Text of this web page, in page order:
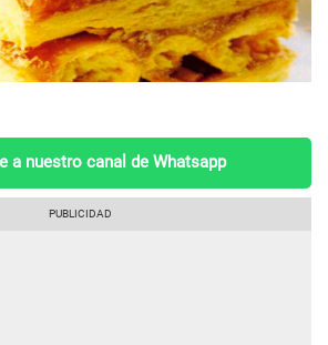
a nuestro canal de Whatsapp